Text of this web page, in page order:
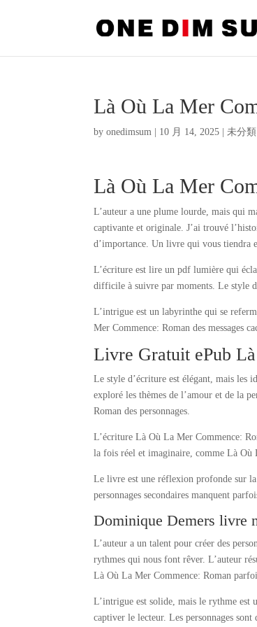
Là Où La Mer
byonedimsum 10 月 14, 2025 |未分類
Là Où La Mer
L’auteur a une plume lourde, mais qui
captivante et originale. J’ai trouvé
d’importance. Un livre qui vous tiendra
L’écriture est lire un pdf lumière qui
difficile à suivre par moments. Le style
L’intrigue est un labyrinthe qui se
Mer Commence: Roman des messages
Livre Gratuit ePub
Le style d’écriture est élégant, mais les
exploré les thèmes de l’amour et de la
Roman des personnages.
L’écriture Là Où La Mer Commence:
la fois réel et imaginaire, comme Là Où
Le livre est une réflexion profonde sur
personnages secondaires manquent
Dominique Demers livre
L’auteur a un talent pour créer des
rythmes qui nous font rêver. L’auteur
Là Où La Mer Commence: Roman
L’intrigue est solide, mais le rythme est
captiver le lecteur. Les personnages